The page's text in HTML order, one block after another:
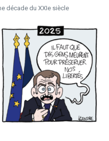
décade du XXIe siècle